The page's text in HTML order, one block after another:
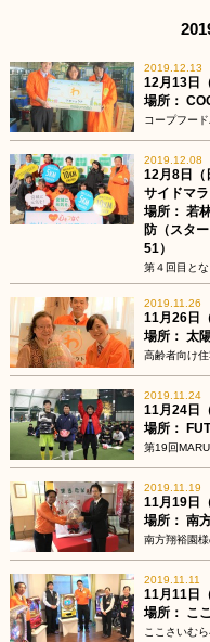
2019.12.13
12月13日
場所：
コープフー
2019.12.08
12月8日（
サイドマ
場所： 若
防（スタ
51）
第４回目と
2019.11.26
11月26日
場所： 太
高齢者向け
2019.11.24
11月24日
場所：
第19回
2019.11.19
11月19日
場所： 南
南方翔裕園
2019.11.11
11月11日
場所： こ
ここさいむ